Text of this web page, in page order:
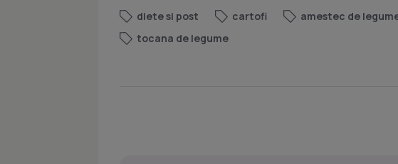
diete si post cartofi amestec de
tocana de legume